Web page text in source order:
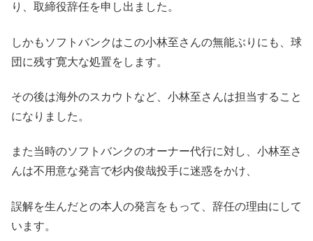
り、取締役辞任を申し出ました。
しかもソフトバンクはこの小林至さんの無能ぶりにも、球
団に残す寛大な処置をします。
その後は海外のスカウトなど、小林至さんは担当すること
になりました。
また当時のソフトバンクのオーナー代行に対し、小林至さ
んは不用意な発言で杉内俊哉投手に迷惑をかけ、
誤解を生んだとの本人の発言をもって、辞任の理由にして
います。